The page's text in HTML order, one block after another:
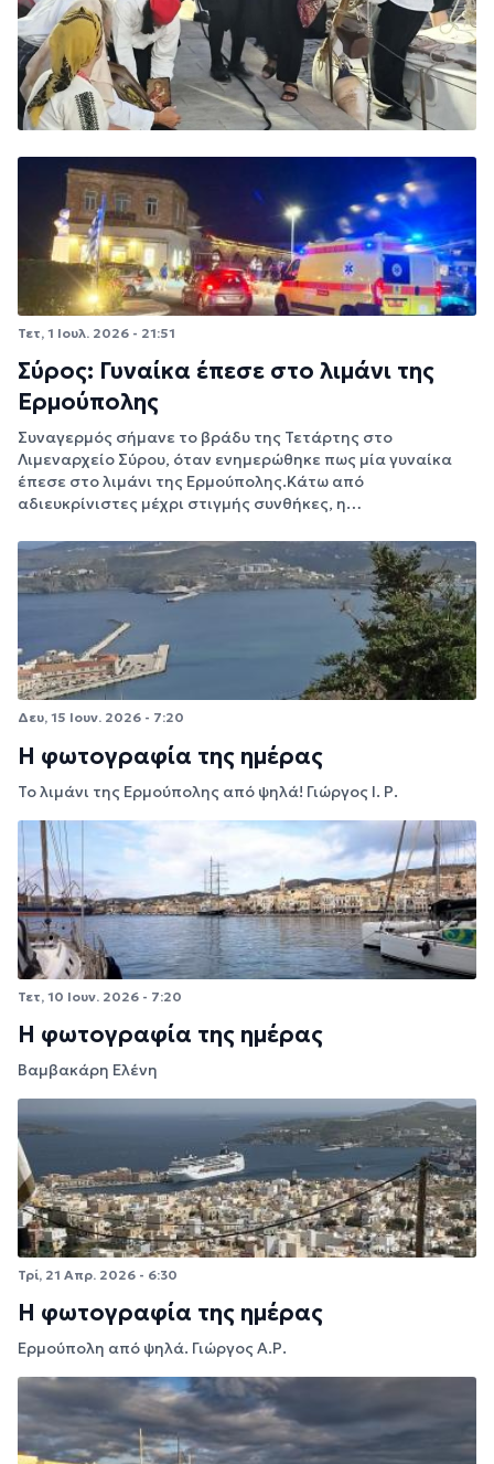
Τετ, 1 Ιουλ. 2026 - 21:51
Σύρος: Γυναίκα έπεσε στο λιμάνι της
Ερμούπολης
Συναγερμός σήμανε το βράδυ της Τετάρτης στο
Λιμεναρχείο Σύρου, όταν ενημερώθηκε πως μία γυναίκα
έπεσε στο λιμάνι της Ερμούπολης.Κάτω από
αδιευκρίνιστες μέχρι στιγμής συνθήκες, η…
Δευ, 15 Ιουν. 2026 - 7:20
Η φωτογραφία της ημέρας
Το λιμάνι της Ερμούπολης από ψηλά! Γιώργος Ι. Ρ.
Τετ, 10 Ιουν. 2026 - 7:20
Η φωτογραφία της ημέρας
Βαμβακάρη Ελένη
Τρί, 21 Απρ. 2026 - 6:30
Η φωτογραφία της ημέρας
Ερμούπολη από ψηλά. Γιώργος Α.Ρ.